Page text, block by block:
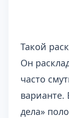
Такой
Он
часто
варианте.
дела»